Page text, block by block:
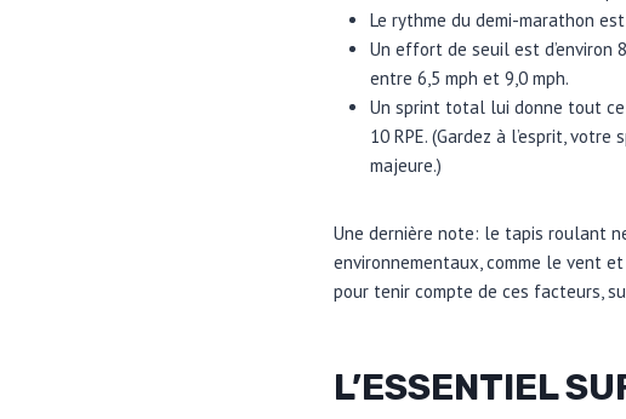
Le rythme du demi-marathon
Un effort de seuil est d’environ
entre 6,5 mph et 9,0 mph.
Un sprint total lui donne tout ce
10 RPE. (Gardez à l’esprit,
majeure.)
Une dernière note: le tapis roulant
environnementaux, comme le vent
pour tenir compte de ces facteurs,
L’ESSENTIEL